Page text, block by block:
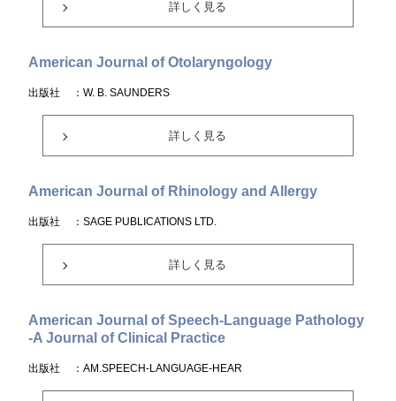
詳しく見る
American Journal of Otolaryngology
出版社 ：W. B. SAUNDERS
詳しく見る
American Journal of Rhinology and Allergy
出版社 ：SAGE PUBLICATIONS LTD.
詳しく見る
American Journal of Speech-Language Pathology
-A Journal of Clinical Practice
出版社 ：AM.SPEECH-LANGUAGE-HEAR